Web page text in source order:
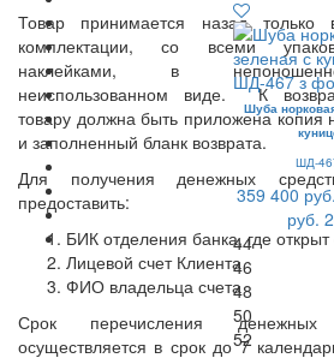
Товар принимается назад только
комплектации, со всеми
наклейками, в
неиспользованном виде. К
товару должна быть приложена копия
и заполненный бланк возврата.
Для получения денежных
предоставить:
БИК отделения банка, где открыт
Лицевой счет Клиента
ФИО владельца счета
Срок перечисления денежных
осуществляется в срок до 7
Шуба
ШД-
359 400 руб.
руб.
44
46
48
50
52